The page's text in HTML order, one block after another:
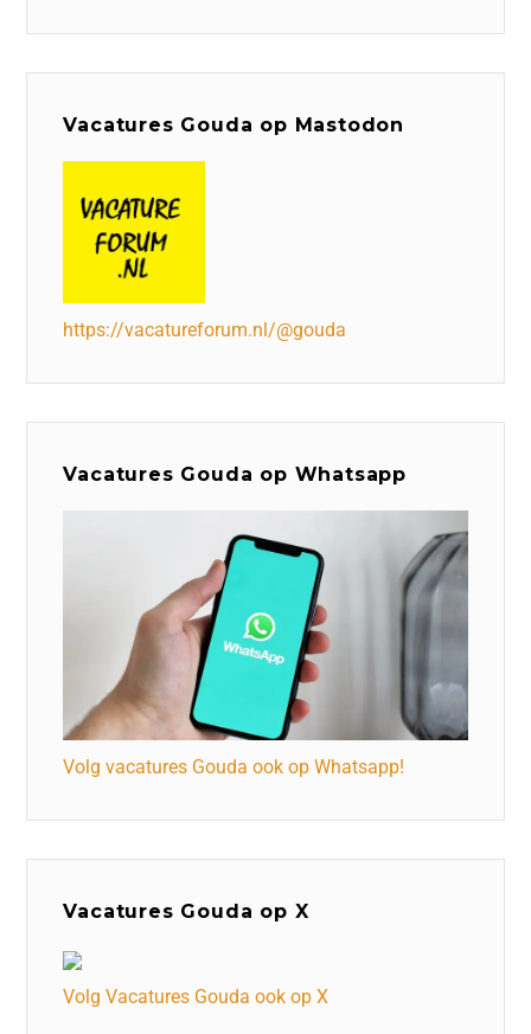
Vacatures Gouda op Mastodon
https://vacatureforum.nl/@gouda
Vacatures Gouda op Whatsapp
Volg vacatures Gouda ook op Whatsapp!
Vacatures Gouda op X
Volg Vacatures Gouda ook op X